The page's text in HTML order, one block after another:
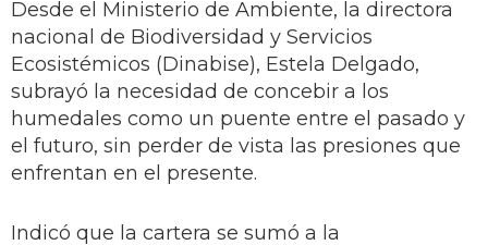
Desde el Ministerio de Ambiente, la directora
nacional de Biodiversidad y Servicios
Ecosistémicos (Dinabise), Estela Delgado,
subrayó la necesidad de concebir a los
humedales como un puente entre el pasado y
el futuro, sin perder de vista las presiones que
enfrentan en el presente.
Indicó que la cartera se sumó a la